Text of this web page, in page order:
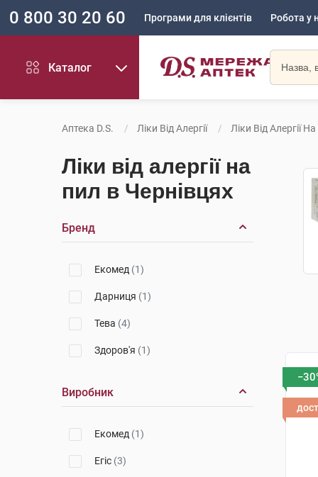
0 800 30 20 60 Програми для клієнтів Робота у
Каталог
Аптека D.S. Ліки Від Алергії Ліки Від Алергії
Ліки від алергії на
пил в Чернівцях
Бренд
Екомед (1)
Дарниця (1)
Тева (4)
Здоров'я (1)
Виробник
Екомед (1)
Егіс (3)